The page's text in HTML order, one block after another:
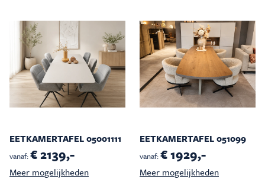
EETKAMERTAFEL 05001111
vanaf:€ 2139,-
Meer mogelijkheden
EETKAMERTAFEL 051099
vanaf:€ 1929,-
Meer mogelijkheden